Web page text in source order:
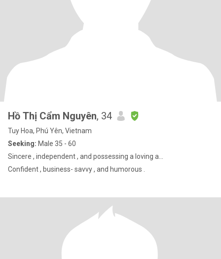
Hồ Thị Cẩm Nguyên, 34
Tuy Hoa, Phú Yên, Vietnam
Seeking: Male 35 - 60
Sincere , independent , and possessing a loving a...
Confident , business- savvy , and humorous .